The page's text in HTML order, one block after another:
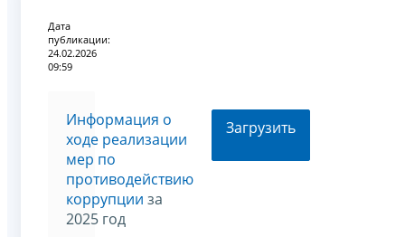
Дата
публикации:
24.02.2026
09:59
Информация о
ходе реализации
мер по
противодействию
коррупции за
2025 год
Загрузить